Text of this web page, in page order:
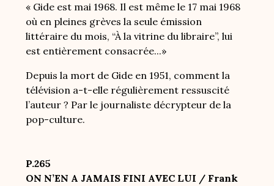
« Gide est mai 1968. Il est même le 17 mai 1968
où en pleines grèves la seule émission
littéraire du mois, “À la vitrine du libraire”, lui
est entièrement consacrée...»
Depuis la mort de Gide en 1951, comment la
télévision a-t-elle régulièrement ressuscité
l’auteur ? Par le journaliste décrypteur de la
pop-culture.
P.265
ON N’EN A JAMAIS FINI AVEC LUI / Frank